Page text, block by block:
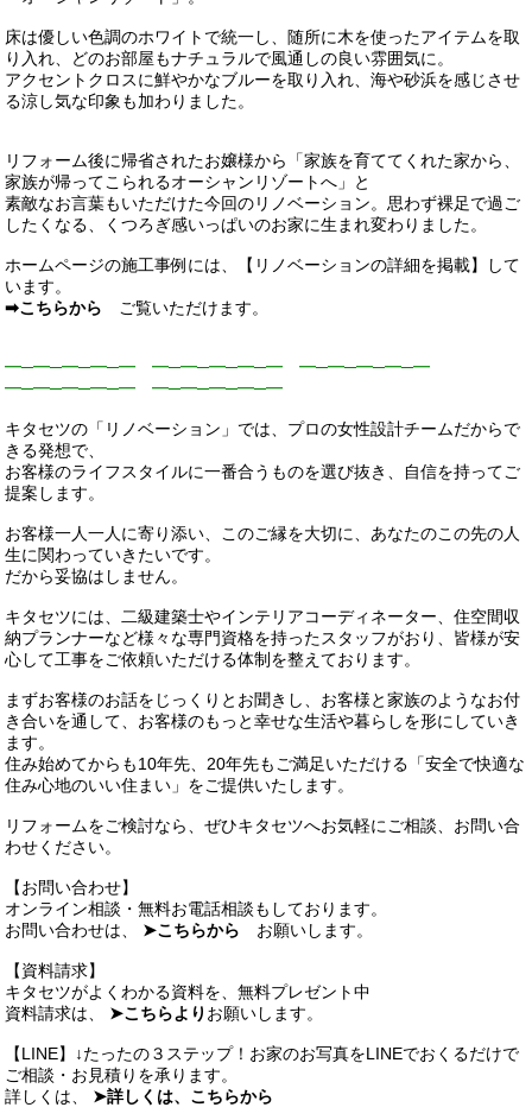
床は優しい色調のホワイトで統一し、随所に木を使ったアイテムを取
り入れ、どのお部屋もナチュラルで風通しの良い雰囲気に。
アクセントクロスに鮮やかなブルーを取り入れ、海や砂浜を感じさせ
る涼し気な印象も加わりました。
リフォーム後に帰省されたお嬢様から「家族を育ててくれた家から、
家族が帰ってこられるオーシャンリゾートへ」と
素敵なお言葉もいただけた今回のリノベーション。思わず裸足で過ご
したくなる、くつろぎ感いっぱいのお家に生まれ変わりました。
ホームページの施工事例には、【リノベーションの詳細を掲載】して
います。
➡こちらから ご覧いただけます。
━─━─━─━─━ ━─━─━─━─━ ━─━─━─━─━
━─━─━─━─━ ━─━─━─━─━
キタセツの「リノベーション」では、プロの女性設計チームだからで
きる発想で、
お客様のライフスタイルに一番合うものを選び抜き、自信を持ってご
提案します。
お客様一人一人に寄り添い、このご縁を大切に、あなたのこの先の人
生に関わっていきたいです。
だから妥協はしません。
キタセツには、二級建築士やインテリアコーディネーター、住空間収
納プランナーなど様々な専門資格を持ったスタッフがおり、皆様が安
心して工事をご依頼いただける体制を整えております。
まずお客様のお話をじっくりとお聞きし、お客様と家族のようなお付
き合いを通して、お客様のもっと幸せな生活や暮らしを形にしていき
ます。
住み始めてからも10年先、20年先もご満足いただける「安全で快適な
住み心地のいい住まい」をご提供いたします。
リフォームをご検討なら、ぜひキタセツへお気軽にご相談、お問い合
わせください。
【お問い合わせ】
オンライン相談・無料お電話相談もしております。
お問い合わせは、
➤こちらから お願いします。
【資料請求】
キタセツがよくわかる資料を、無料プレゼント中
資料請求は、
➤こちらより お願いします。
【LINE】↓たったの３ステップ！お家のお写真をLINEでおくるだけで
ご相談・お見積りを承ります。
詳しくは、
➤詳しくは、こちらから